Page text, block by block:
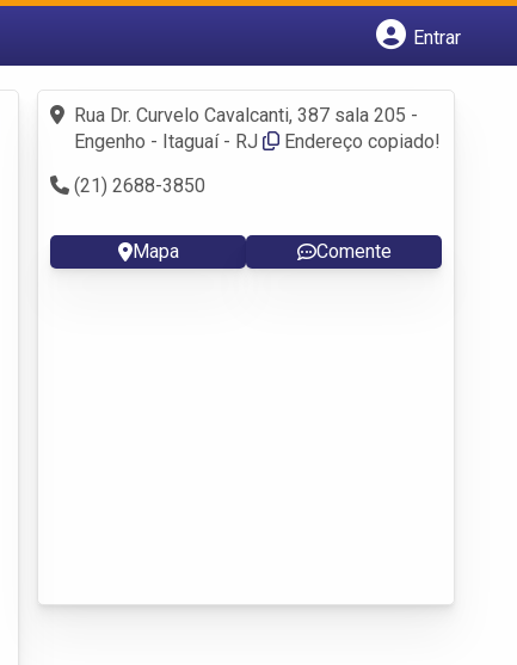
Entrar
Fazer login
Criar conta
Rua Dr. Curvelo Cavalcanti, 387 sala 205 -
Engenho - Itaguaí - RJ
Endereço copiado!
(21) 2688-3850
Mapa Comente